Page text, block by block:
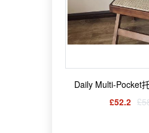
Daily Multi-Pocket
£52.2